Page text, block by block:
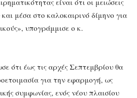
μέσα στο καλοκαιρινό δίμηνο για
υπογράμμισε ο κ.
ότι έως τις αρχές Σεπτεμβρίου θα
για την εφαρμογή, ως
συμφωνίας, ενός νέου πλαισίου